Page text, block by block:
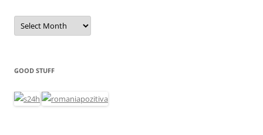
Arhivă
GOOD STUFF